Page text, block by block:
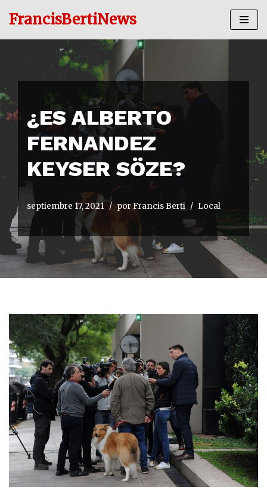
FrancisBertiNews
¿ES ALBERTO
FERNANDEZ
KEYSER SÖZE?
septiembre 17, 2021 porFrancis Berti Local